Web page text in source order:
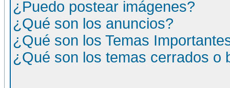
¿Puedo postear imágenes?
¿Qué son los anuncios?
¿Qué son los Temas
¿Qué son los temas cerrados o